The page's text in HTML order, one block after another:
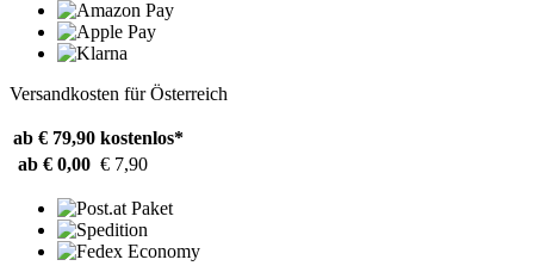
Versandkosten für Österreich
ab € 79,90 kostenlos*
ab € 0,00 € 7,90